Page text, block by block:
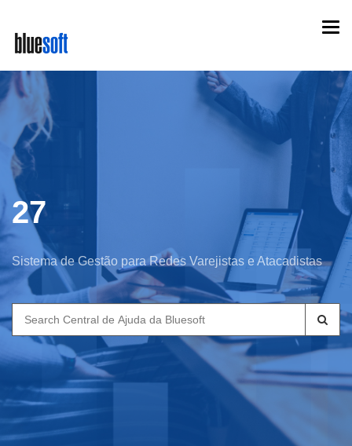
main
content
27
Sistema de Gestão para Redes Varejistas e Atacadistas
Search
for: